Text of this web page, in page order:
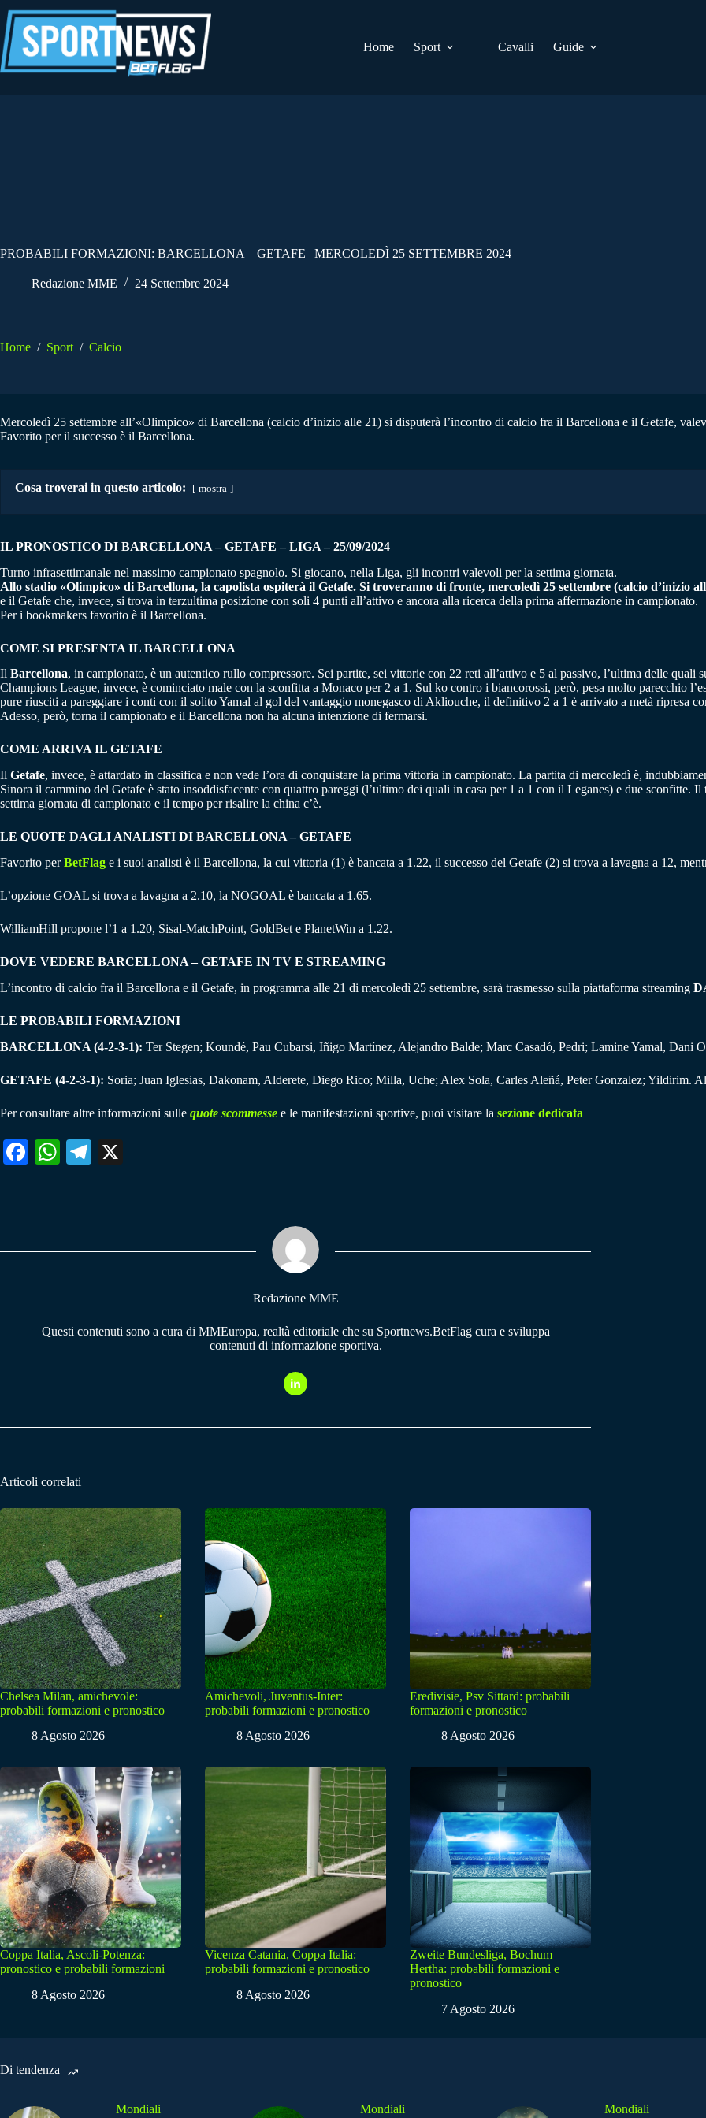
al
contenuto
Home
Sport Cavalli Guide
PROBABILI FORMAZIONI: BARCELLONA – GETAFE | MERCOLEDÌ 25 SETTEMBRE 2024
Redazione MME 24 Settembre 2024
Home / Sport / Calcio
Mercoledì 25 settembre all’«Olimpico» di Barcellona (calcio d’inizio alle 21) si disputerà l’incontro di calcio fra il Barcellona e il Getafe,
Favorito per il successo è il Barcellona.
Cosa troverai in questo articolo: mostra
IL PRONOSTICO DI BARCELLONA – GETAFE – LIGA – 25/09/2024
Turno infrasettimanale nel massimo campionato spagnolo. Si giocano, nella Liga, gli incontri valevoli per la settima giornata.
Allo stadio «Olimpico» di Barcellona, la capolista ospiterà il Getafe. Si troveranno di fronte, mercoledì 25 settembre (calcio d’inizio
e il Getafe che, invece, si trova in terzultima posizione con soli 4 punti all’attivo e ancora alla ricerca della prima affermazione in campionato.
Per i bookmakers favorito è il Barcellona.
COME SI PRESENTA IL BARCELLONA
Il Barcellona, in campionato, è un autentico rullo compressore. Sei partite, sei vittorie con 22 reti all’attivo e 5 al passivo, l’ultima delle
Champions League, invece, è cominciato male con la sconfitta a Monaco per 2 a 1. Sul ko contro i biancorossi, però, pesa molto parecchio
pure riusciti a pareggiare i conti con il solito Yamal al gol del vantaggio monegasco di Akliouche, il definitivo 2 a 1 è arrivato a metà ripresa
Adesso, però, torna il campionato e il Barcellona non ha alcuna intenzione di fermarsi.
COME ARRIVA IL GETAFE
Il Getafe, invece, è attardato in classifica e non vede l’ora di conquistare la prima vittoria in campionato. La partita di mercoledì è,
Sinora il cammino del Getafe è stato insoddisfacente con quattro pareggi (l’ultimo dei quali in casa per 1 a 1 con il Leganes) e due sconfitte.
settima giornata di campionato e il tempo per risalire la china c’è.
LE QUOTE DAGLI ANALISTI DI BARCELLONA – GETAFE
Favorito perBetFlag e i suoi analisti è il Barcellona, la cui vittoria (1) è bancata a 1.22, il successo del Getafe (2) si trova a lavagna a 12,
L’opzione GOAL si trova a lavagna a 2.10, la NOGOAL è bancata a 1.65.
WilliamHill propone l’1 a 1.20, Sisal-MatchPoint, GoldBet e PlanetWin a 1.22.
DOVE VEDERE BARCELLONA – GETAFE IN TV E STREAMING
L’incontro di calcio fra il Barcellona e il Getafe, in programma alle 21 di mercoledì 25 settembre, sarà trasmesso sulla piattaforma streaming
LE PROBABILI FORMAZIONI
BARCELLONA (4-2-3-1): Ter Stegen; Koundé, Pau Cubarsi, Iñigo Martínez, Alejandro Balde; Marc Casadó, Pedri; Lamine Yamal,
GETAFE (4-2-3-1): Soria; Juan Iglesias, Dakonam, Alderete, Diego Rico; Milla, Uche; Alex Sola, Carles Aleñá, Peter Gonzalez; Yildirim.
Per consultare altre informazioni sulle quote scommesse e le manifestazioni sportive, puoi visitare la sezione dedicata
Fa W
pp
Te
m
Redazione MME
Questi contenuti sono a cura di MMEuropa, realtà editoriale che su Sportnews.BetFlag cura e sviluppa
contenuti di informazione sportiva.
Articoli correlati
Chelsea Milan, amichevole:
probabili formazioni e pronostico
8 Agosto 2026
Amichevoli, Juventus-Inter:
probabili formazioni e pronostico
8 Agosto 2026
Eredivisie, Psv Sittard: probabili
formazioni e pronostico
8 Agosto 2026
Coppa Italia, Ascoli-Potenza:
pronostico e probabili formazioni
8 Agosto 2026
Vicenza Catania, Coppa Italia:
probabili formazioni e pronostico
8 Agosto 2026
Zweite Bundesliga, Bochum
Hertha: probabili formazioni e
pronostico
7 Agosto 2026
Di tendenza
Mondiali Mondiali Mondiali